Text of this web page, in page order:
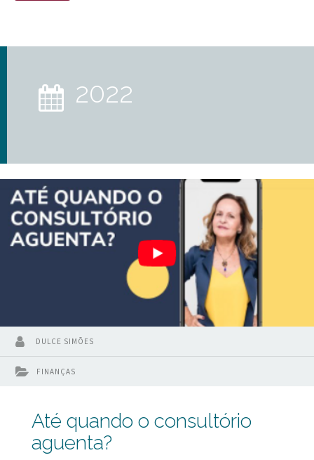
2022
FINANÇAS
DULCE SIMÕES
Até quando o consultório
aguenta?